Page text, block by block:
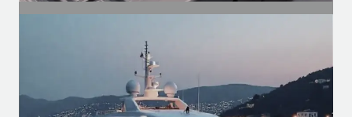
Motores para esteiras, compressores,